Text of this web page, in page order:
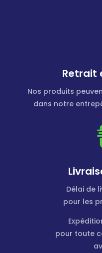
Retrait
Nos produits
dans notre
Délai de
pour les
pour toute